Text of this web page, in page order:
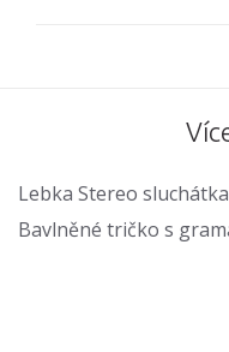
Lebka Stereo
Bavlněné tričko s